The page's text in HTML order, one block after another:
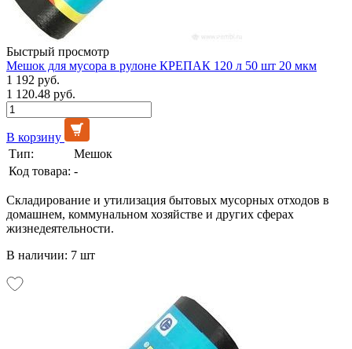
Быстрый просмотр
Мешок для мусора в рулоне КРЕПАК 120 л 50 шт 20 мкм
1 192 руб.
1 120.48 руб.
В корзину
Тип:
Мешок
Код товара: -
Складирование и утилизация бытовых мусорных отходов в
домашнем, коммунальном хозяйстве и других сферах
жизнедеятельности.
В наличии: 7 шт